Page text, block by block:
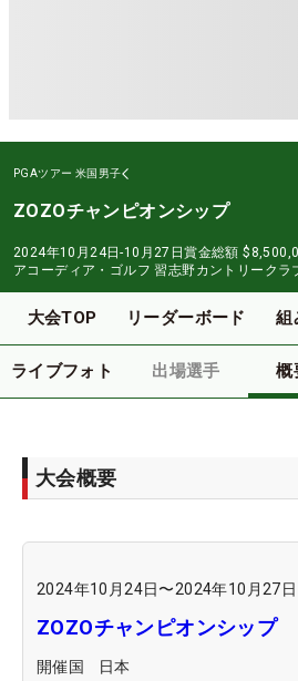
PGAツアー 米国男子
ZOZOチャンピオンシップ
2024年10月24日-10月27日賞金総額
アコーディア・ゴルフ 習志野カントリークラ
大会TOP リーダーボード 組
ライブフォト 出場選手 概
大会概要
2024年10月24日〜2024年10月27日
ZOZOチャンピオンシップ
開催国
日本